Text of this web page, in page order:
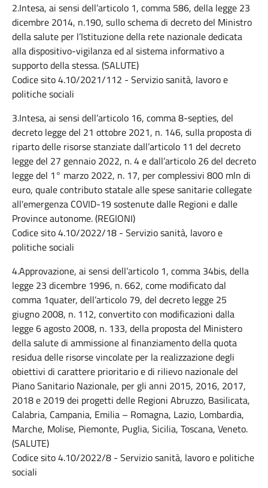
2.Intesa, ai sensi dell’articolo 1, comma 586, della legge 23
dicembre 2014, n.190, sullo schema di decreto del Ministro
della salute per l’Istituzione della rete nazionale dedicata
alla dispositivo-vigilanza ed al sistema informativo a
supporto della stessa. (SALUTE)
Codice sito 4.10/2021/112 - Servizio sanità, lavoro e
politiche sociali
3.Intesa, ai sensi dell’articolo 16, comma 8-septies, del
decreto legge del 21 ottobre 2021, n. 146, sulla proposta di
riparto delle risorse stanziate dall’articolo 11 del decreto
legge del 27 gennaio 2022, n. 4 e dall’articolo 26 del decreto
legge del 1° marzo 2022, n. 17, per complessivi 800 mln di
euro, quale contributo statale alle spese sanitarie collegate
all'emergenza COVID-19 sostenute dalle Regioni e dalle
Province autonome. (REGIONI)
Codice sito 4.10/2022/18 - Servizio sanità, lavoro e
politiche sociali
4.Approvazione, ai sensi dell’articolo 1, comma 34bis, della
legge 23 dicembre 1996, n. 662, come modificato dal
comma 1quater, dell’articolo 79, del decreto legge 25
giugno 2008, n. 112, convertito con modificazioni dalla
legge 6 agosto 2008, n. 133, della proposta del Ministero
della salute di ammissione al finanziamento della quota
residua delle risorse vincolate per la realizzazione degli
obiettivi di carattere prioritario e di rilievo nazionale del
Piano Sanitario Nazionale, per gli anni 2015, 2016, 2017,
2018 e 2019 dei progetti delle Regioni Abruzzo, Basilicata,
Calabria, Campania, Emilia – Romagna, Lazio, Lombardia,
Marche, Molise, Piemonte, Puglia, Sicilia, Toscana, Veneto.
(SALUTE)
Codice sito 4.10/2022/8 - Servizio sanità, lavoro e politiche
sociali